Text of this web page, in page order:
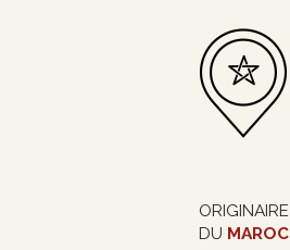
ORIGINAIRE
DU MAROC